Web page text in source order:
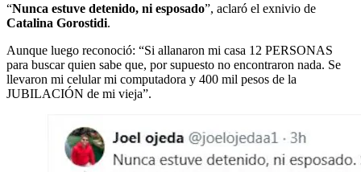
“Nunca estuve detenido, ni esposado”, aclaró el exnivio de
Catalina Gorostidi.
Aunque luego reconoció: “Si allanaron mi casa 12 PERSONAS
para buscar quien sabe que, por supuesto no encontraron nada. Se
llevaron mi celular mi computadora y 400 mil pesos de la
JUBILACIÓN de mi vieja”.